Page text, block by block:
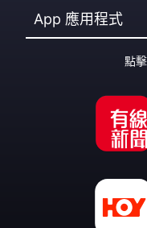
App 應用程式
點